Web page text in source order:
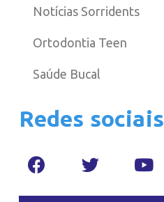
Notícias Sorridents
Ortodontia Teen
Saúde Bucal
Redes sociais